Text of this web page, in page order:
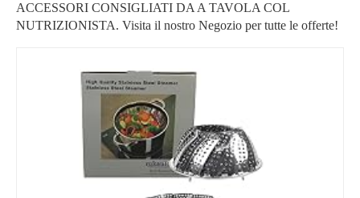
ACCESSORI CONSIGLIATI DA A TAVOLA COL
NUTRIZIONISTA. Visita il nostro Negozio per tutte le offerte!